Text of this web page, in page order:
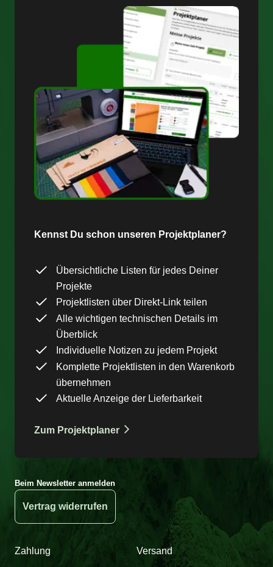
Kennst Du schon unseren Projektplaner?
Übersichtliche Listen für jedes Deiner
Projekte
Projektlisten über Direkt-Link teilen
Alle wichtigen technischen Details im
Überblick
Individuelle Notizen zu jedem Projekt
Komplette Projektlisten in den Warenkorb
übernehmen
Aktuelle Anzeige der Lieferbarkeit
Zum Projektplaner
Beim Newsletter anmelden
Vertrag widerrufen
Zahlung Versand